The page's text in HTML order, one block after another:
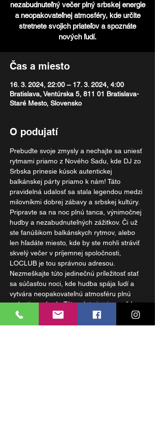
nezabudnuteľný večer plný srbskej energie
a neopakovateľnej atmosféry, kde určite
stretnete svojich priateľov a spoznáte
nových ľudí.
Čas a miesto
16. 3. 2024, 22:00 – 17. 3. 2024, 4:00
Bratislava, Ventúrska 5, 811 01 Bratislava-
Staré Mesto, Slovensko
O podujatí
Prebuďte svoje zmysly a nechajte sa uniesť
rytmami priamo z Nového Sadu, kde DJ zo
Srbska prinesie kúsok autentickej
balkánskej párty priamo k nám! Táto
pravidelná udalosť sa stala legendou medzi
milovníkmi dobrej zábavy a srbskej kultúry.
Pripravte sa na noc plnú tanca, výnimočnej
hudby a nezabudnuteľných zážitkov. Či už
ste fanúšikom balkánskych rytmov, alebo
len hľadáte miesto, kde by ste mohli stráviť
skvelý večer v príjemnej spoločnosti,
LOCLUB je tou správnou adresou.
Nezmeškajte túto jedinečnú príležitosť stať
sa súčasťou noci, kde hudba spája ľudí a
vytvára neopakovateľnú atmosféru plnú
radosti a pohody. Táto párty je viac než len
zábava – je to skúsenosť, ktorá vás nabije
pozitívnou energiou,  nechá vám